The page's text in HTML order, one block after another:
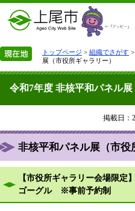
トップページ > 組織でさがす >
展（市役所ギャラリー）
令和7年度 非核平和パネル展
掲載日：
非核平和パネル展（市役
【市役所ギャラリー会場限定
ゴーグル ※事前予約制